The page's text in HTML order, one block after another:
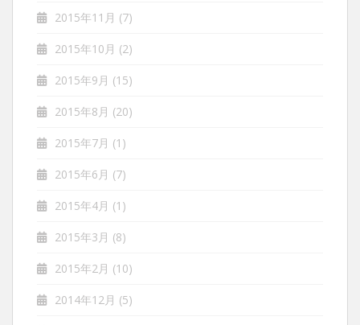
2015年11月 (7)
2015年10月 (2)
2015年9月 (15)
2015年8月 (20)
2015年7月 (1)
2015年6月 (7)
2015年4月 (1)
2015年3月 (8)
2015年2月 (10)
2014年12月 (5)